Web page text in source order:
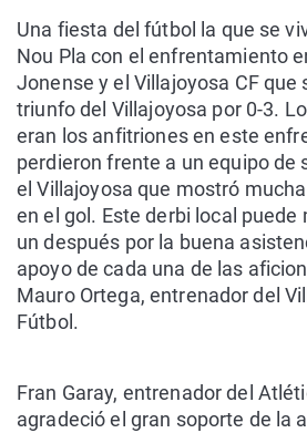
Una fiesta del fútbol la que se
Nou Pla con el enfrentamiento
Jonense y el Villajoyosa CF que
triunfo del Villajoyosa por 0-3.
eran los anfitriones en este
perdieron frente a un equipo de
el Villajoyosa que mostró
en el gol. Este derbi local puede
un después por la buena
apoyo de cada una de las
Mauro Ortega, entrenador del
Fútbol.
Fran Garay, entrenador del
agradeció el gran soporte de la